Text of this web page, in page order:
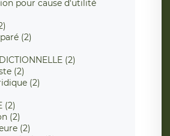
pour cause d'utilité
(2)
(2)
(2)
(2)
(2)
(2)
(2)